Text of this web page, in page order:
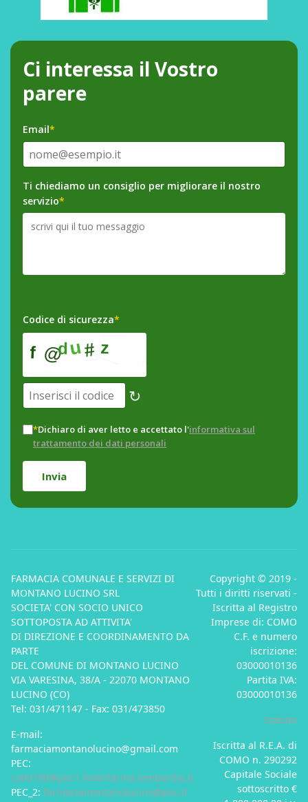
Ci interessa il Vostro
parere
Email*
Ti chiediamo un consiglio per migliorare il nostro
servizio*
Codice di sicurezza*
↻
*Dichiaro di aver letto e accettato l'informativa sul
trattamento dei dati personali
Invia
FARMACIA COMUNALE E SERVIZI DI
MONTANO LUCINO SRL
SOCIETA' CON SOCIO UNICO
SOTTOPOSTA AD ATTIVITA'
DI DIREZIONE E COORDINAMENTO DA
PARTE
DEL COMUNE DI MONTANO LUCINO
VIA VARESINA, 38/A - 22070 MONTANO
LUCINO (CO)
Tel: 031/471147 - Fax: 031/473850
E-mail:
farmaciamontanolucino@gmail.com
PEC:
co00190@pec1.federfarma.lombardia.it
PEC_2: farmaciamontanolucino@pec.it
Copyright © 2019 -
Tutti i diritti riservati -
Iscritta al Registro
Imprese di: COMO
C.F. e numero
iscrizione:
03000010136
Partita IVA:
03000010136
Statuto
Iscritta al R.E.A. di
COMO n. 290292
Capitale Sociale
sottoscritto €